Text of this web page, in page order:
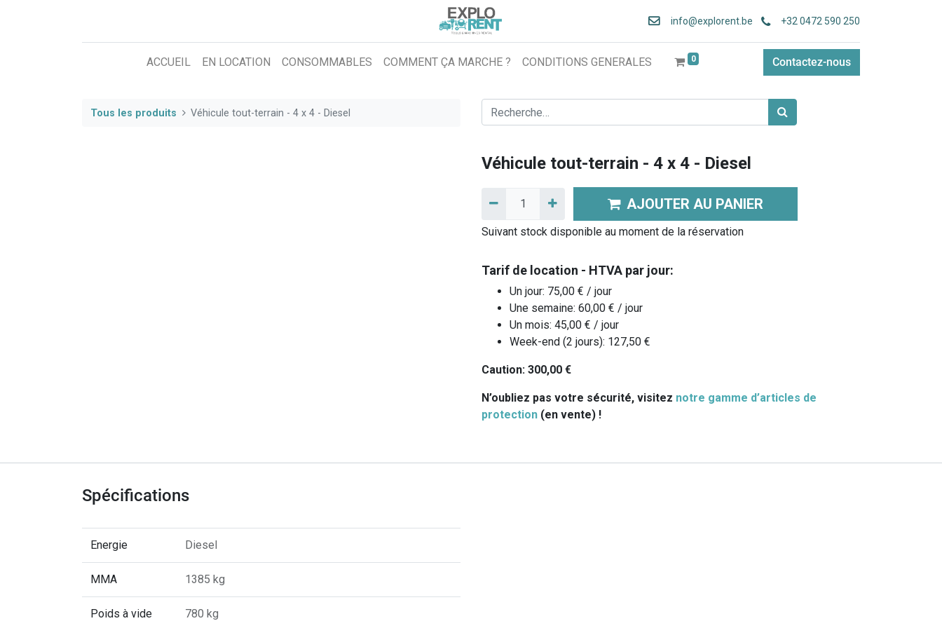
info@explorent.be +32 0472 590 250
ACCUEIL EN LOCATION CONSOMMABLES COMMENT ÇA MARCHE ? CONDITIONS GENERALES 0 Contactez-nous
Tous les produits Véhicule tout-terrain - 4 x 4 - Diesel
Véhicule tout-terrain - 4 x 4 - Diesel
AJOUTER AU PANIER
Suivant stock disponible au moment de la réservation
Tarif de location - HTVA par jour:
Un jour: 75,00 € / jour
Une semaine: 60,00 € / jour
Un mois: 45,00 € / jour
Week-end (2 jours): 127,50 €
Caution: 300,00 €
N’oubliez pas votre sécurité, visitez notre gamme d’articles de
protection (en vente) !
Spécifications
Energie Diesel
MMA 1385 kg
Poids à vide 780 kg